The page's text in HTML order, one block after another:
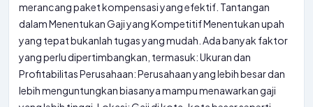
merancang paket kompensasi yang efektif. Tantangan
dalam Menentukan Gaji yang Kompetitif Menentukan upah
yang tepat bukanlah tugas yang mudah. Ada banyak faktor
yang perlu dipertimbangkan, termasuk: Ukuran dan
Profitabilitas Perusahaan: Perusahaan yang lebih besar dan
lebih menguntungkan biasanya mampu menawarkan gaji